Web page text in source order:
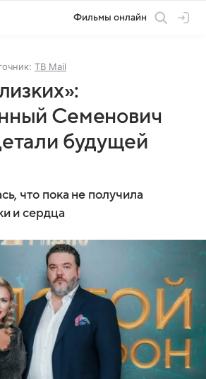
Фильмы онлайн
ТВ Mail
Семенович
будущей
что пока не получила
и сердца